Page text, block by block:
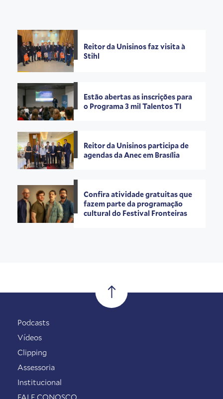
Reitor da Unisinos faz visita à
Stihl
Estão abertas as inscrições para
o Programa 3 mil Talentos TI
Reitor da Unisinos participa de
agendas da Anec em Brasília
Confira atividade gratuitas que
fazem parte da programação
cultural do Festival Fronteiras
Podcasts
Vídeos
Clipping
Assessoria
Institucional